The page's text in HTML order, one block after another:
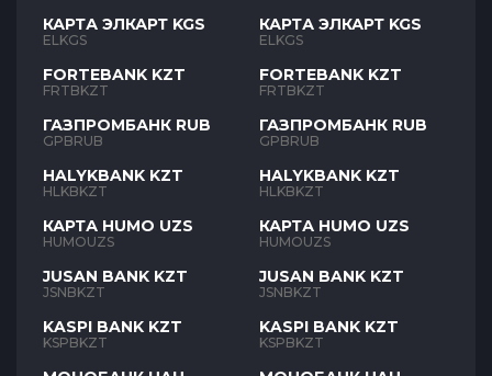
КАРТА ЭЛКАРТ KGS
ELKGS
FORTEBANK KZT
FRTBKZT
ГАЗПРОМБАНК RUB
GPBRUB
HALYKBANK KZT
HLKBKZT
КАРТА HUMO UZS
HUMOUZS
JUSAN BANK KZT
JSNBKZT
KASPI BANK KZT
KSPBKZT
КАРТА ЭЛКАРТ KGS
ELKGS
FORTEBANK KZT
FRTBKZT
ГАЗПРОМБАНК RUB
GPBRUB
HALYKBANK KZT
HLKBKZT
КАРТА HUMO UZS
HUMOUZS
JUSAN BANK KZT
JSNBKZT
KASPI BANK KZT
KSPBKZT